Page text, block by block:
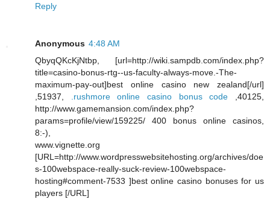
Reply
Anonymous 4:48 AM
QbyqQKcKjNtbp, [url=http://wiki.sampdb.com/index.php?
title=casino-bonus-rtg--us-faculty-always-move.-The-
maximum-pay-out]best online casino new zealand[/url]
,51937,
.rushmore online casino bonus code ,40125,
http://www.gamemansion.com/index.php?
params=profile/view/159225/ 400 bonus online casinos,
8:-),
www.vignette.org
[URL=http://www.wordpresswebsitehosting.org/archives/doe
s-100webspace-really-suck-review-100webspace-
hosting#comment-7533 ]best online casino bonuses for us
players [/URL]